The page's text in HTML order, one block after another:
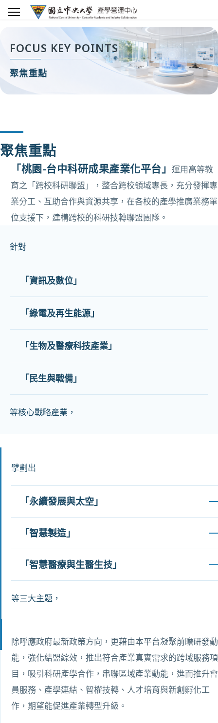
FOCUS KEY POINTS
聚焦重點
聚焦重點
「桃園-台中科研成果產業化平台」運用高等教
育之「跨校科研聯盟」，整合跨校領域專長，充分發揮專
業分工、互助合作與資源共享，在各校的產學推廣業務單
位支援下，建構跨校的科研技轉聯盟團隊。
針對
「資訊及數位」
「綠電及再生能源」
「生物及醫療科技產業」
「民生與戰備」
等核心戰略產業，
擘劃出
「永續發展與太空」
「智慧製造」
「智慧醫療與生醫生技」
等三大主題，
除呼應政府最新政策方向，更藉由本平台凝聚前瞻研發動
能，強化結盟綜效，推出符合產業真實需求的跨域服務項
目，吸引科研產學合作，串聯區域產業動能，進而推升會
員服務、產學連結、智權技轉、人才培育與新創孵化工
作，期望能促進產業轉型升級。